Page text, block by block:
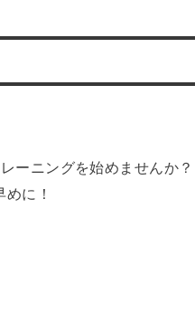
ーニングを始めませんか？
に！